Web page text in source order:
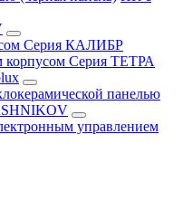
Серия КАЛИБР
корпусом Серия ТЕТРА
панелью
управлением